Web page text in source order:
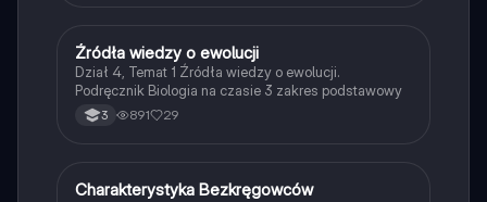
biologii na poziomie podstawowym.
Biologia
Źródła wiedzy o ewolucji
Dział 4, Temat 1 Źródła wiedzy o ewolucji.
Podręcznik Biologia na czasie 3 zakres podstawowy
3 891 29
Biologia
Charakterystyka Bezkręgowców